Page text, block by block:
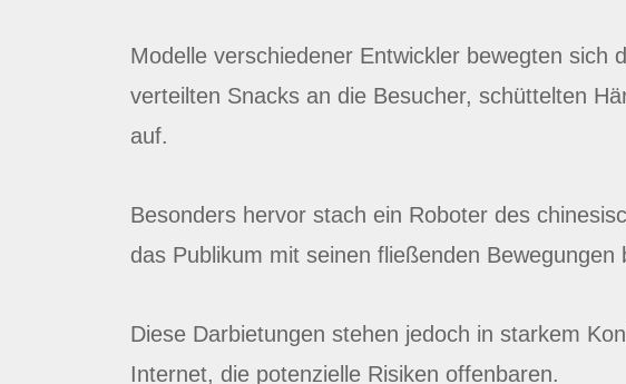
Modelle verschiedener Entwickler bewegten sich
verteilten Snacks an die Besucher, schüttelten
auf.
Besonders hervor stach ein Roboter des
das Publikum mit seinen fließenden Bewegungen
Diese Darbietungen stehen jedoch in starkem
Internet, die potenzielle Risiken offenbaren.